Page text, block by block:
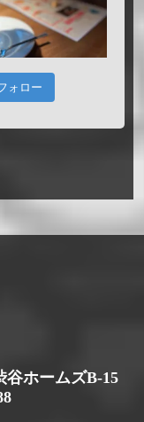
ォロー
谷ホームズB-15